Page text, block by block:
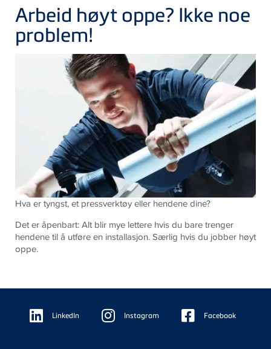
Arbeid høyt oppe? Ikke noe
problem!
Hva er tyngst, et pressverktøy eller hendene dine?
Det er åpenbart: Alt blir mye lettere hvis du bare trenger
hendene til å utføre en installasjon. Særlig hvis du jobber høyt
oppe.
Floating
Sidebar LinkedIn Instagram Facebook